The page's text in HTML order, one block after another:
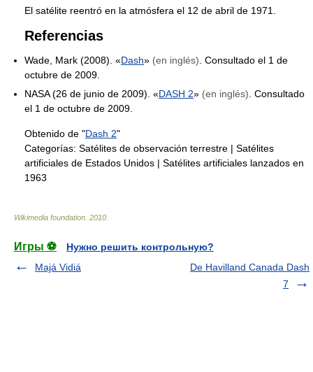
El satélite reentró en la atmósfera el 12 de abril de 1971.
Referencias
Wade, Mark (2008). «Dash» (en inglés) . Consultado el 1 de
octubre de 2009.
NASA (26 de junio de 2009). «DASH 2» (en inglés) . Consultado
el 1 de octubre de 2009.
Obtenido de "Dash 2"
Categorías: Satélites de observación terrestre | Satélites
artificiales de Estados Unidos | Satélites artificiales lanzados en
1963
Wikimedia foundation 2010
Игры ⚽
Нужно решить контрольную?
Majá Vidiá
De Havilland Canada Dash
7